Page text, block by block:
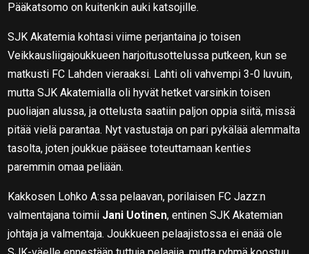
Pääkatsomo on kuitenkin auki katsojille.
SJK Akatemia kohtasi viime perjantaina jo toisen
Veikkausliigajoukkueen harjoitusottelussa putkeen, kun se
matkusti FC Lahden vieraaksi. Lahti oli vahvempi 3-0 luvuin,
mutta SJK Akatemialla oli hyvät hetket varsinkin toisen
puoliajan alussa, ja ottelusta saatiin paljon oppia siitä, missä
pitää vielä parantaa. Nyt vastustaja on pari pykälää alemmalta
tasolta, joten joukkue pääsee toteuttamaan kenties
paremmin omaa peliään.
Kakkosen Lohko A:ssa pelaavan, porilaisen FC Jazz:n
valmentajana toimii Jani Uotinen, entinen SJK Akatemian
johtaja ja valmentaja. Joukkueen pelaajistossa ei enää ole